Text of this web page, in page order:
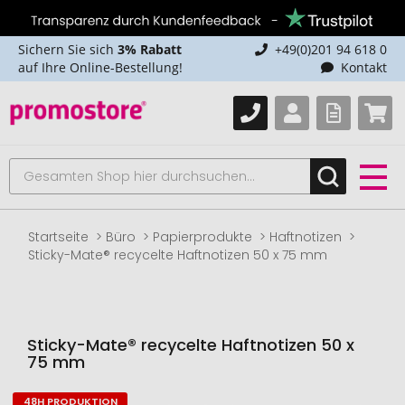
Sichern Sie sich 3% Rabatt
auf Ihre Online-Bestellung!
+49(0)201 94 618 0
Kontakt
Startseite Büro Papierprodukte
Haftnotizen
Sticky-Mate® recycelte Haftnotizen 50 x 75 mm
Sticky-Mate® recycelte Haftnotizen 50 x
75 mm
48H PRODUKTION